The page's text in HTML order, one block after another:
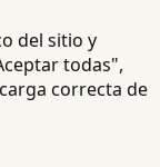
del sitio y
todas",
correcta de